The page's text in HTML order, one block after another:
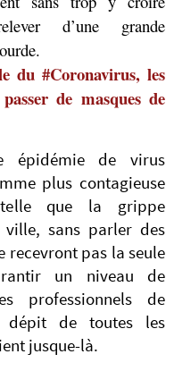
d’une grande
du #Coronavirus, les
de masques de
épidémie de virus
plus contagieuse
que la grippe
ville, sans parler des
recevront pas la seule
un niveau de
professionnels de
dépit de toutes les
jusque-là.